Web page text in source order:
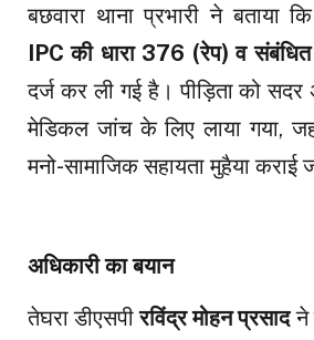
बछवारा थाना प्रभारी ने बताया
IPC की धारा 376 (रेप) व संबंधित
दर्ज कर ली गई है। पीड़िता को
मेडिकल जांच के लिए लाया गया,
मनो-सामाजिक सहायता मुहैया कराई
अधिकारी का बयान
तेघरा डीएसपीरविंद्र मोहन प्रसादने